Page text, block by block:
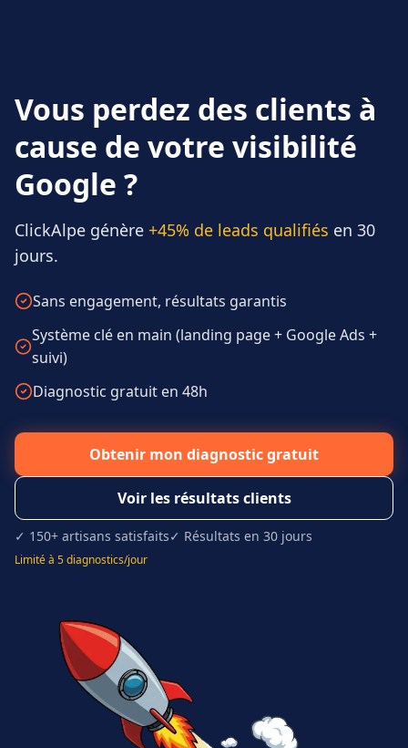
Vous perdez des clients à
cause de votre visibilité
Google ?
ClickAlpe génère +45% de leads qualifiés en 30
jours.
Sans engagement, résultats garantis
Système clé en main (landing page + Google Ads +
suivi)
Diagnostic gratuit en 48h
Obtenir mon diagnostic gratuit
Voir les résultats clients
✓ 150+ artisans satisfaits✓ Résultats en 30 jours
Limité à 5 diagnostics/jour